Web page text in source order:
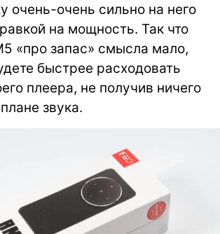
очень-очень сильно на него
на мощность. Так что
«про запас» смысла мало,
быстрее расходовать
плеера, не получив ничего
звука.